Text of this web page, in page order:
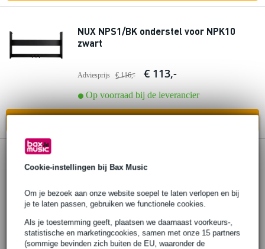
Cookie-instellingen bij Bax Music
Om je bezoek aan onze website soepel te laten verlopen en bij
je te laten passen, gebruiken we functionele cookies.
Als je toestemming geeft, plaatsen we daarnaast voorkeurs-,
statistische en marketingcookies, samen met onze 15 partners
(sommige bevinden zich buiten de EU, waaronder de
NUX NPS1/BK onderstel voor NPK10
zwart
Adviesprijs € 116,- € 113,-
Op voorraad bij de leverancier